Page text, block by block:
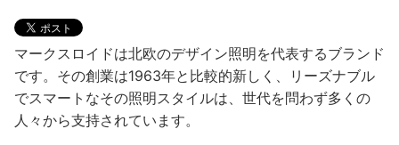
マークスロイドは北欧のデザイン照明を代表するブランド
です。その創業は1963年と比較的新しく、リーズナブル
でスマートなその照明スタイルは、世代を問わず多くの
人々から支持されています。